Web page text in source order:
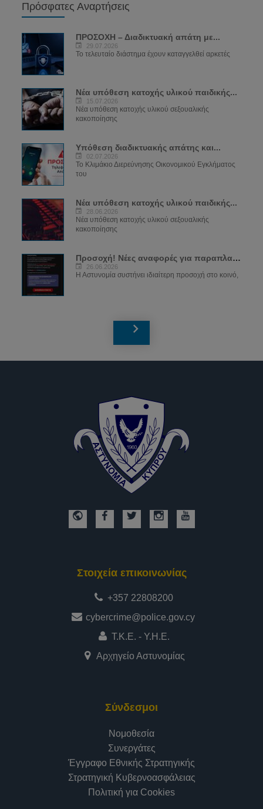
Πρόσφατες Αναρτήσεις
ΠΡΟΣΟΧΗ – Διαδικτυακή απάτη με...
29.07.2026
Το τελευταίο διάστημα έχουν καταγγελθεί αρκετές
Νέα υπόθεση κατοχής υλικού παιδικής...
15.07.2026
Νέα υπόθεση κατοχής υλικού σεξουαλικής
κακοποίησης
Υπόθεση διαδικτυακής απάτης και...
02.07.2026
Το Κλιμάκιο Διερεύνησης Οικονομικού Εγκλήματος
του
Νέα υπόθεση κατοχής υλικού παιδικής...
28.06.2026
Νέα υπόθεση κατοχής υλικού σεξουαλικής
κακοποίησης
Προσοχή! Νέες αναφορές για παραπλανητικά...
26.06.2026
Η Αστυνομία συστήνει ιδιαίτερη προσοχή στο κοινό,
Στοιχεία επικοινωνίας
+357 22808200
cybercrime@police.gov.cy
Τ.Κ.Ε. - Υ.Η.Ε.
Αρχηγείο Αστυνομίας
Σύνδεσμοι
Νομοθεσία
Συνεργάτες
Έγγραφο Εθνικής Στρατηγικής
Στρατηγική Κυβερνοασφάλειας
Πολιτική για Cookies